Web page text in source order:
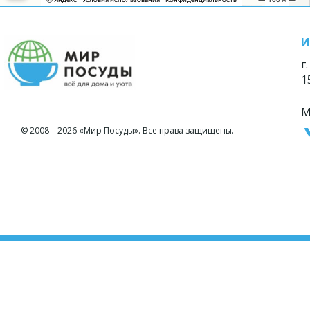
© 2008—2026 «Мир Посуды». Все права защищены.